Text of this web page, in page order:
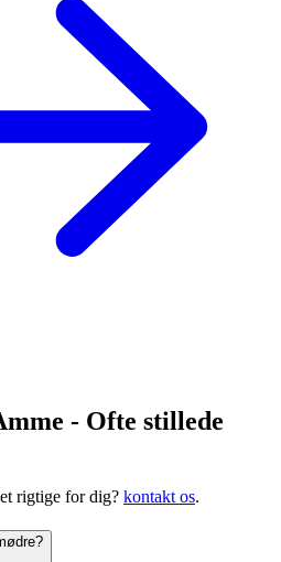
- Ofte stillede
rigtige for dig? kontakt os.